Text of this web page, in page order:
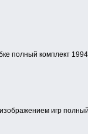
полный комплект 1994
игр